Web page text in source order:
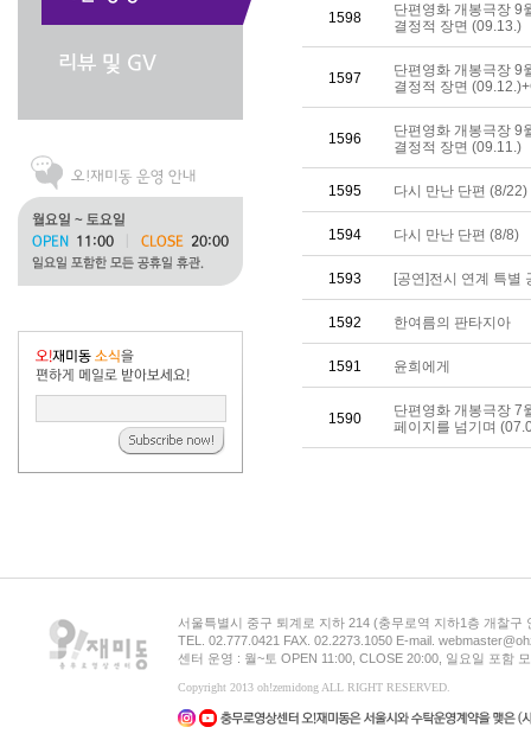
1598
단편영화 개봉극장 9
결정적 장면 (09.13.)
1597
단편영화 개봉극장 9
결정적 장면
1596
단편영화 개봉극장 9
결정적 장면 (09.11.)
1595 다시 만난 단편 (8/22)
1594 다시 만난 단편 (8/8)
1593 [공연]전시 연계 특별
1592 한여름의 판타지아
1591 윤희에게
1590
단편영화 개봉극장 7
페이지를 넘기며
서울특별시 중구 퇴계로 지하 214 (충무로역 지하1층 개찰구
TEL. 02.777.0421 FAX. 02.2273.1050 E-mail.
센터 운영 : 월~토 OPEN 11:00, CLOSE 20:00, 일요일 포함
Copyright 2013 oh!zemidong ALL RIGHT RESERVED.